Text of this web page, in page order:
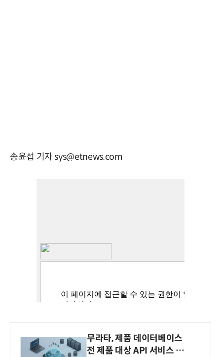
송윤섭 기자 sys@etnews.com
무라타, 제품 데이터베이스
전 제품 대상 API 서비스 제